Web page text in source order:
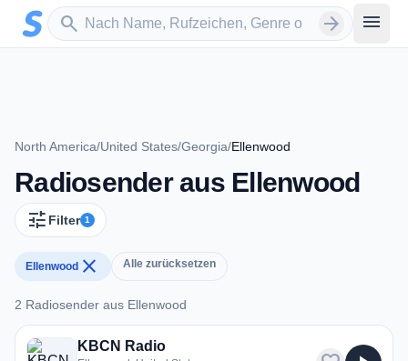
Zum Hauptinhalt springen
search
Sender suchen arrow_forward menu
North America/United States/Georgia/Ellenwood
Radiosender aus Ellenwood
tune Filter 1
Ellenwood close Alle zurücksetzen
2 Radiosender aus Ellenwood
2 Radiosender aus Ellenwood
KBCN Radio